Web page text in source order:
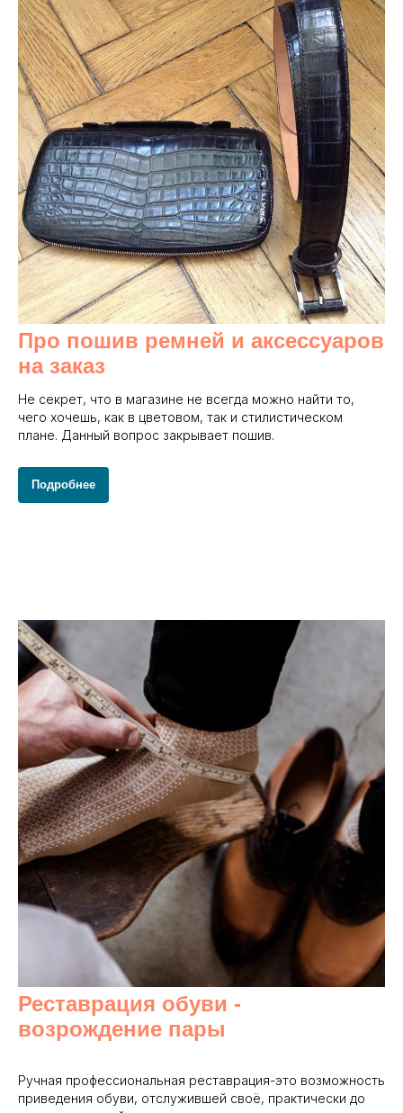
Про пошив ремней и аксессуаров
на заказ
Не секрет, что в магазине не всегда можно найти то,
чего хочешь, как в цветовом, так и стилистическом
плане. Данный вопрос закрывает пошив.
Подробнее
Реставрация обуви -
возрождение пары
Ручная профессиональная реставрация-это возможность
приведения обуви, отслужившей своё, практически до